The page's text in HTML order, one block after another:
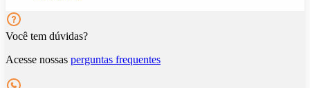
Você tem dúvidas?
Acesse nossas perguntas frequentes